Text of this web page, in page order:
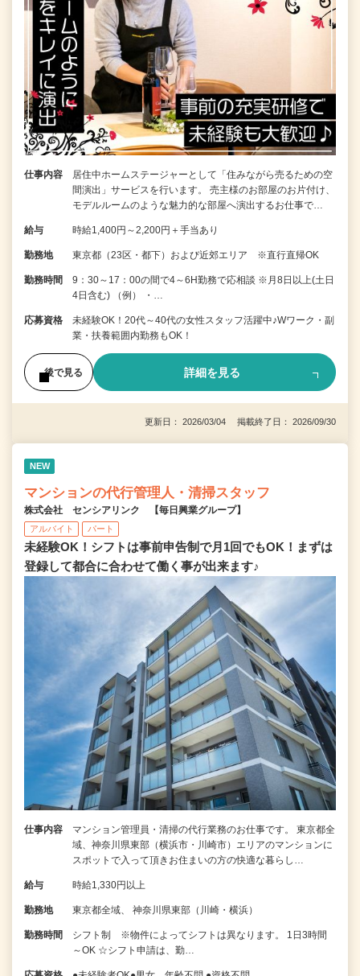
仕事内容
居住中ホームステージャーとして「住みながら売るための空
間演出」サービスを行います。 売主様のお部屋のお片付け、
モデルルームのような魅力的な部屋へ演出するお仕事で…
給与 時給1,400円～2,200円＋手当あり
勤務地 東京都（23区・都下）および近郊エリア ※直行直帰OK
勤務時間
9：30～17：00の間で4～6H勤務で応相談 ※月8日以上(土日
4日含む) （例） ・…
応募資格
未経験OK！20代～40代の女性スタッフ活躍中♪Wワーク・副
業・扶養範囲内勤務もOK！
後で見る 詳細を見る
更新日： 2026/03/04 掲載終了日： 2026/09/30
NEW
マンションの代行管理人・清掃スタッフ
株式会社 センシアリンク 【毎日興業グループ】
アルバイト パート
未経験OK！シフトは事前申告制で月1回でもOK！まずは
登録して都合に合わせて働く事が出来ます♪
仕事内容
マンション管理員・清掃の代行業務のお仕事です。 東京都全
域、神奈川県東部（横浜市・川崎市）エリアのマンションに
スポットで入って頂きお住まいの方の快適な暮らし…
給与 時給1,330円以上
勤務地 東京都全域、 神奈川県東部（川崎・横浜）
勤務時間
シフト制 ※物件によってシフトは異なります。 1日3時間
～OK ☆シフト申請は、勤…